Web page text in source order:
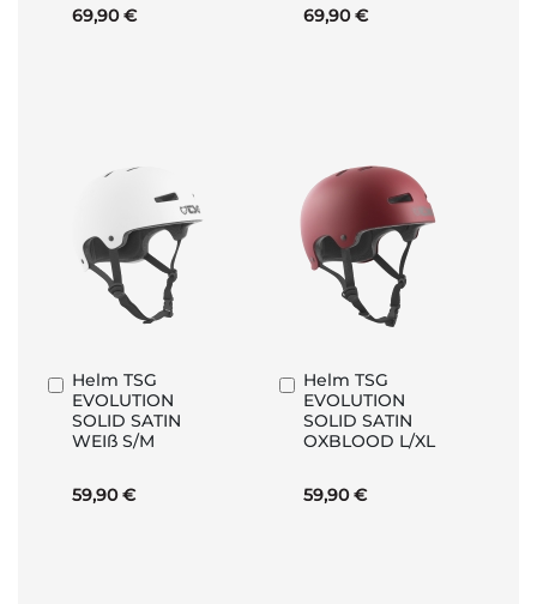
69,90 € 69,90 €
Helm TSG
EVOLUTION
SOLID SATIN
WEIß S/M
59,90 €
In
den
Warenkorb
Helm TSG
EVOLUTION
SOLID SATIN
OXBLOOD L/XL
59,90 €
In
den
Warenkorb